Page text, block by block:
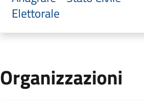
Elettorale
Organizzazioni